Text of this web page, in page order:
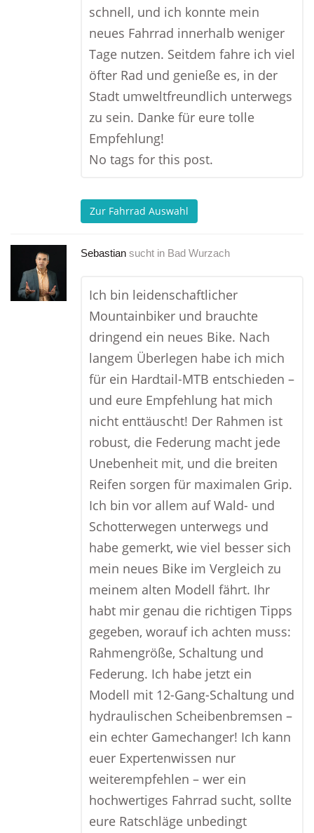
schnell, und ich konnte mein
neues Fahrrad innerhalb weniger
Tage nutzen. Seitdem fahre ich viel
öfter Rad und genieße es, in der
Stadt umweltfreundlich unterwegs
zu sein. Danke für eure tolle
Empfehlung!
No tags for this post.
Zur Fahrrad Auswahl
Sebastian sucht in Bad Wurzach
Ich bin leidenschaftlicher
Mountainbiker und brauchte
dringend ein neues Bike. Nach
langem Überlegen habe ich mich
für ein Hardtail-MTB entschieden –
und eure Empfehlung hat mich
nicht enttäuscht! Der Rahmen ist
robust, die Federung macht jede
Unebenheit mit, und die breiten
Reifen sorgen für maximalen Grip.
Ich bin vor allem auf Wald- und
Schotterwegen unterwegs und
habe gemerkt, wie viel besser sich
mein neues Bike im Vergleich zu
meinem alten Modell fährt. Ihr
habt mir genau die richtigen Tipps
gegeben, worauf ich achten muss:
Rahmengröße, Schaltung und
Federung. Ich habe jetzt ein
Modell mit 12-Gang-Schaltung und
hydraulischen Scheibenbremsen –
ein echter Gamechanger! Ich kann
euer Expertenwissen nur
weiterempfehlen – wer ein
hochwertiges Fahrrad sucht, sollte
eure Ratschläge unbedingt